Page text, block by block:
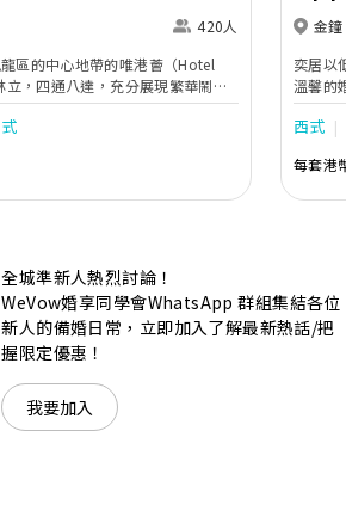
420人
區的中心地帶的唯港薈（Hotel
，四通八達，充分展現繁華鬧巿
新人舉辦婚宴的熱門之選。專業團
個細節，唯港薈都力臻完美，保證
擁有時尚高樓頂的Silverbox宴會
影音及燈光設備配套，並採用極富
演繹出與別不同的經典神韻。不論
為您打造夢寐以求的特別日子，令
金鐘
奕居以
溫馨的
團隊會
西式
每套港
全城準新人熱烈討論！
WeVow婚享同學會WhatsApp 群組集結各位
新人的備婚日常，立即加入了解最新熱話/把
握限定優惠！
我要加入